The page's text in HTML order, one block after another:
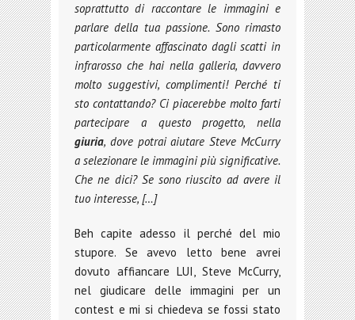
soprattutto di raccontare le immagini e
parlare della tua passione. Sono rimasto
particolarmente affascinato dagli scatti in
infrarosso che hai nella galleria, davvero
molto suggestivi, complimenti! Perché ti
sto contattando? Ci piacerebbe molto farti
partecipare a questo progetto, nella
giuria, dove potrai aiutare Steve McCurry
a selezionare le immagini più significative.
Che ne dici? Se sono riuscito ad avere il
tuo interesse, […]
Beh capite adesso il perché del mio
stupore. Se avevo letto bene avrei
dovuto affiancare LUI, Steve McCurry,
nel giudicare delle immagini per un
contest e mi si chiedeva se fossi stato